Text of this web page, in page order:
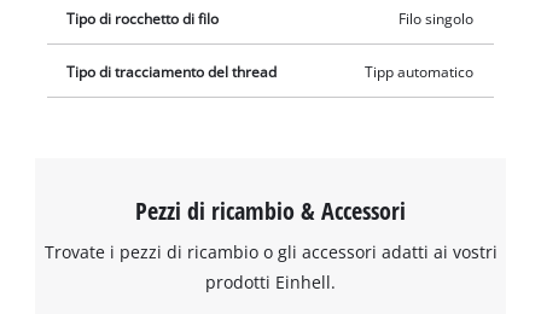
Tipo di rocchetto di filo Filo singolo
Tipo di tracciamento del thread Tipp automatico
Pezzi di ricambio & Accessori
Trovate i pezzi di ricambio o gli accessori adatti ai vostri
prodotti Einhell.